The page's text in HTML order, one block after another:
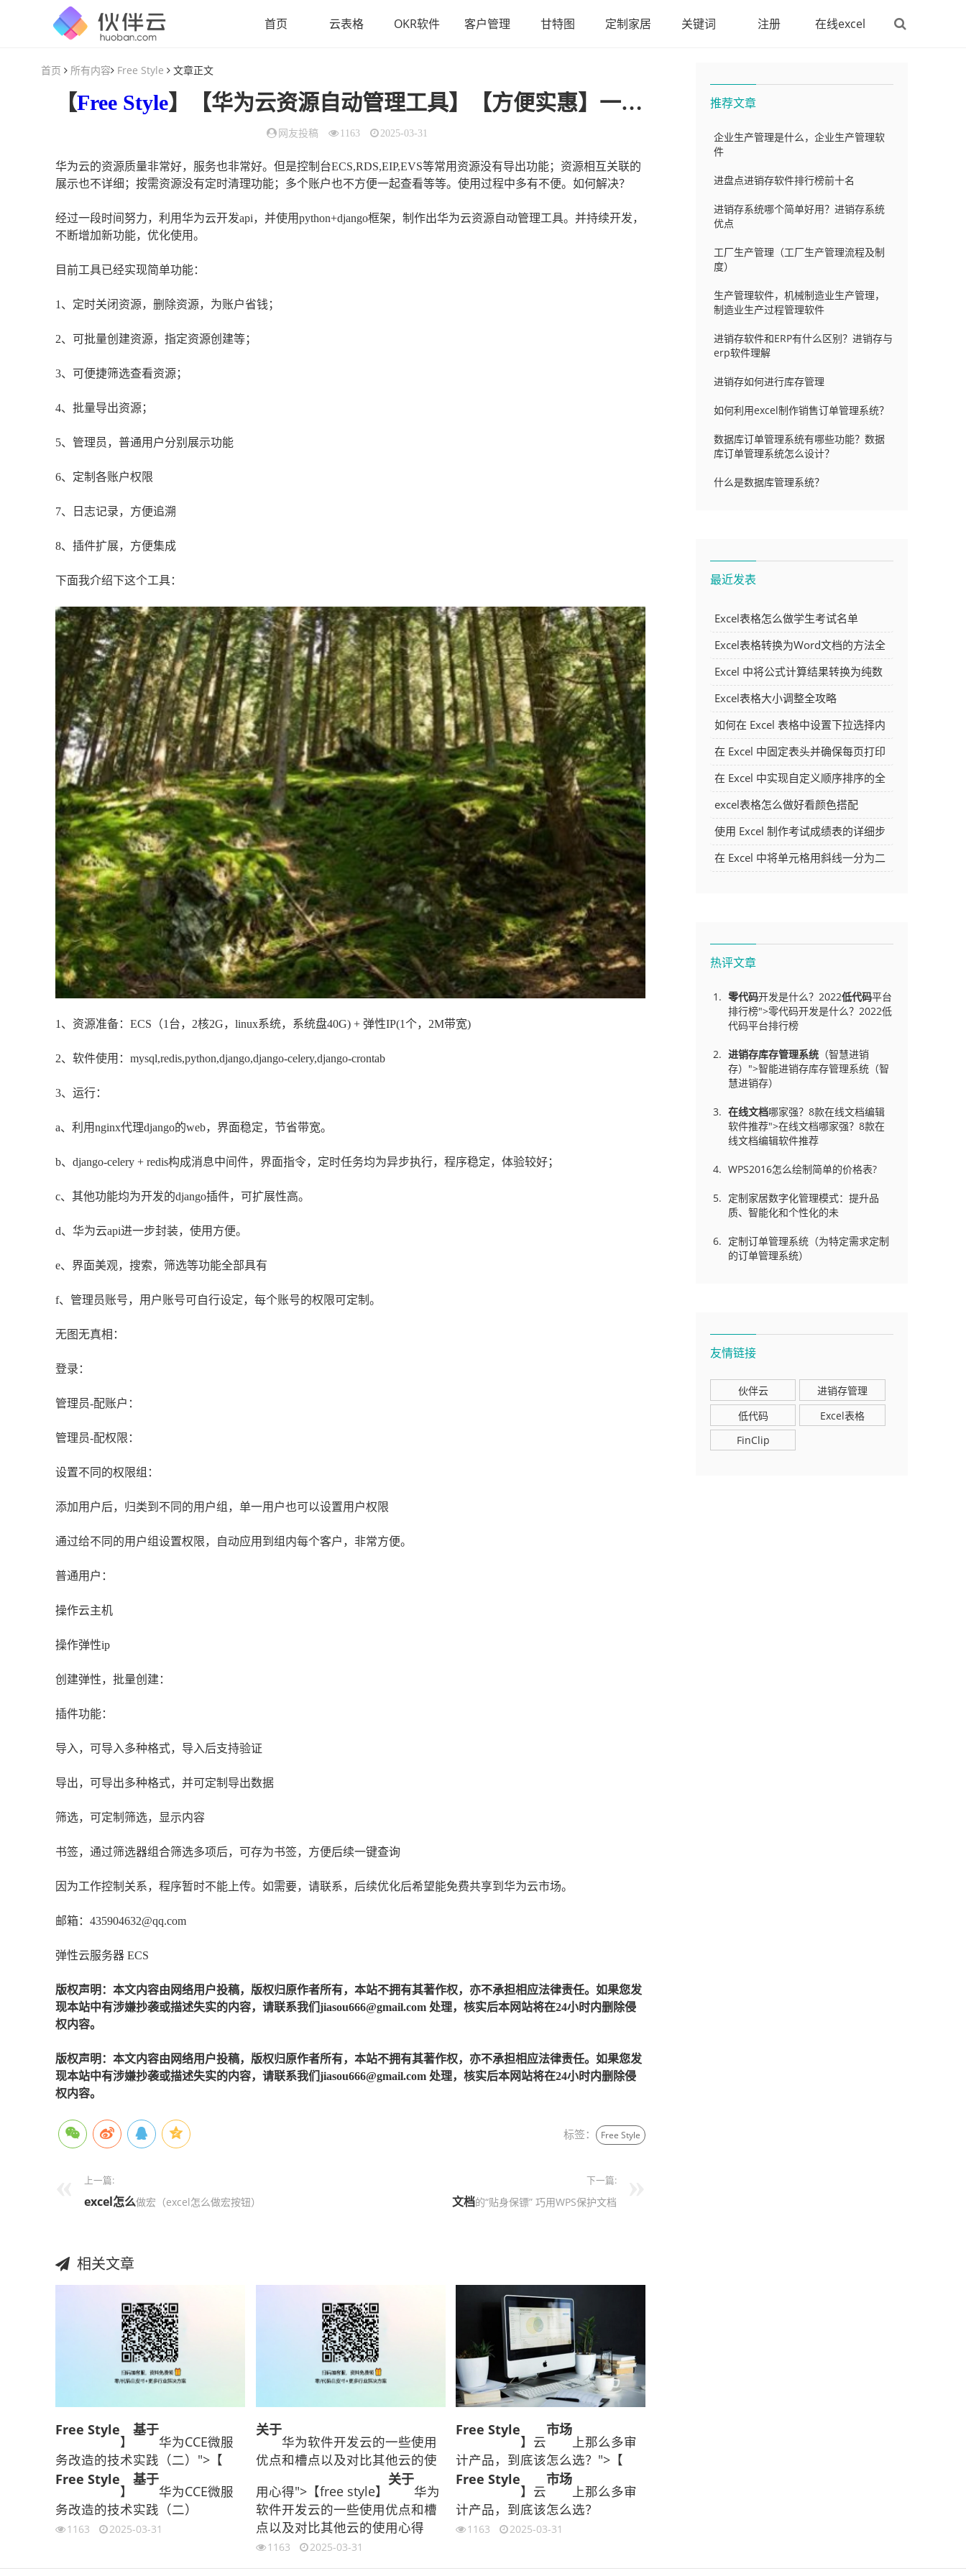
首页 云表格 OKR软件 客户管理 甘特图 定制家居 关键词 注册 在线excel
首页 所有内容 Free Style 文章正文
【Free Style】【华为云资源自动管理工具】【方便实惠】一键配置；多用户权限；自动管理多个华为云账户下的资源
网友投稿 1163 2025-03-31
华为云的资源质量非常好，服务也非常好。但是控制台ECS,RDS,EIP,EVS等常用资源没有导出功能；资源相互关联的
展示也不详细；按需资源没有定时清理功能；多个账户也不方便一起查看等等。使用过程中多有不便。如何解决？
经过一段时间努力，利用华为云开发api，并使用python+django框架，制作出华为云资源自动管理工具。并持续开发，
不断增加新功能，优化使用。
目前工具已经实现简单功能：
1、定时关闭资源，删除资源，为账户省钱；
2、可批量创建资源，指定资源创建等；
3、可便捷筛选查看资源；
4、批量导出资源；
5、管理员，普通用户分别展示功能
6、定制各账户权限
7、日志记录，方便追溯
8、插件扩展，方便集成
下面我介绍下这个工具：
1、资源准备：ECS（1台，2核2G，linux系统，系统盘40G) + 弹性IP(1个，2M带宽)
2、软件使用：mysql,redis,python,django,django-celery,django-crontab
3、运行：
a、利用nginx代理django的web，界面稳定，节省带宽。
b、django-celery + redis构成消息中间件，界面指令，定时任务均为异步执行，程序稳定，体验较好；
c、其他功能均为开发的django插件，可扩展性高。
d、华为云api进一步封装，使用方便。
e、界面美观，搜索，筛选等功能全部具有
f、管理员账号，用户账号可自行设定，每个账号的权限可定制。
无图无真相：
登录：
管理员-配账户：
管理员-配权限：
设置不同的权限组：
添加用户后，归类到不同的用户组，单一用户也可以设置用户权限
通过给不同的用户组设置权限，自动应用到组内每个客户，非常方便。
普通用户：
操作云主机
操作弹性ip
创建弹性，批量创建：
插件功能：
导入，可导入多种格式，导入后支持验证
导出，可导出多种格式，并可定制导出数据
筛选，可定制筛选，显示内容
书签，通过筛选器组合筛选多项后，可存为书签，方便后续一键查询
因为工作控制关系，程序暂时不能上传。如需要，请联系，后续优化后希望能免费共享到华为云市场。
邮箱：435904632@qq.com
弹性云服务器 ECS
版权声明：本文内容由网络用户投稿，版权归原作者所有，本站不拥有其著作权，亦不承担相应法律责任。如果您发
现本站中有涉嫌抄袭或描述失实的内容，请联系我们jiasou666@gmail.com 处理，核实后本网站将在24小时内删除侵
权内容。
版权声明：本文内容由网络用户投稿，版权归原作者所有，本站不拥有其著作权，亦不承担相应法律责任。如果您发
现本站中有涉嫌抄袭或描述失实的内容，请联系我们jiasou666@gmail.com 处理，核实后本网站将在24小时内删除侵
权内容。
标签： Free Style
上一篇:
excel怎么做宏（excel怎么做宏按钮）
下一篇:
文档的“贴身保镖” 巧用WPS保护文档
相关文章
Free Style
】
基于
华为CCE微服
务改造的技术实践（二）">【
Free Style
】
基于
华为CCE微服
务改造的技术实践（二）
1163 2025-03-31
关于
华为软件开发云的一些使用
优点和槽点以及对比其他云的使
用心得">【free style】
关于
华为
软件开发云的一些使用优点和槽
点以及对比其他云的使用心得
1163 2025-03-31
Free Style
】云
市场
上那么多审
计产品，到底该怎么选？">【
Free Style
】云
市场
上那么多审
计产品，到底该怎么选？
1163 2025-03-31
推荐文章
企业生产管理是什么，企业生产管理软
件
进盘点进销存软件排行榜前十名
进销存系统哪个简单好用？进销存系统
优点
工厂生产管理（工厂生产管理流程及制
度）
生产管理软件，机械制造业生产管理，
制造业生产过程管理软件
进销存软件和ERP有什么区别？进销存与
erp软件理解
进销存如何进行库存管理
如何利用excel制作销售订单管理系统？
数据库订单管理系统有哪些功能？数据
库订单管理系统怎么设计？
什么是数据库管理系统？
最近发表
Excel表格怎么做学生考试名单
Excel表格转换为Word文档的方法全
解析
Excel 中将公式计算结果转换为纯数
字的多种方法
Excel表格大小调整全攻略
如何在 Excel 表格中设置下拉选择内
容
在 Excel 中固定表头并确保每页打印
时都显示表头的方法详解
在 Excel 中实现自定义顺序排序的全
面指南
excel表格怎么做好看颜色搭配
使用 Excel 制作考试成绩表的详细步
骤及技巧
在 Excel 中将单元格用斜线一分为二
热评文章
零代码开发是什么？2022低代码平台
排行榜">零代码开发是什么？2022低
代码平台排行榜
进销存库存管理系统 （智慧进销
存）">智能进销存库存管理系统（智
慧进销存）
在线文档哪家强？8款在线文档编辑
软件推荐">在线文档哪家强？8款在
线文档编辑软件推荐
WPS2016怎么绘制简单的价格表?
定制家居数字化管理模式：提升品
质、智能化和个性化的未
定制订单管理系统（为特定需求定制
的订单管理系统）
友情链接
伙伴云
进销存管理
低代码
Excel表格
FinClip